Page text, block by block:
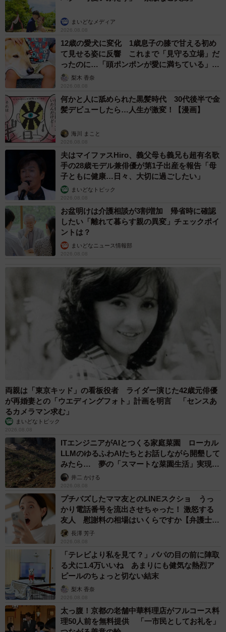
まいどなメディア
2026.08.08
12歳の愛犬に変化 1歳息子の膝で甘える初め
て見せる姿に反響 これまで「見守る立場」だ
ったのに…「頭ポンポンが愛に満ちている」
「尊…」
梨木 香奈
2026.08.08
何かと人に舐められた黒髪時代 30代後半で金
髪デビューしたら…人生が激変！【漫画】
海川 まこと
2026.08.08
夫はマイファスHiro、義父母も義兄も超有名歌
手の28歳モデル兼俳優が第1子出産を報告「母
子ともに健康…日々、大切に過ごしたい」
まいどなトピック
2026.08.08
お盆明けは介護相談が3割増加 帰省時に確認
したい「離れて暮らす親の異変」チェックポイ
ントは？
まいどなニュース情報部
2026.08.08
両親は「東京キッド」の看板役者 ライダー演じた42歳元俳優
が再婚妻との「ウエディングフォト」計画を明言 「センスあ
るカメラマン求む」
まいどなトピック
2026.08.08
ITエンジニアがAIとつくる家庭菜園 ローカル
LLMのゆるふわAIたちとお話しながら開墾して
みたら… 夢の「スマートな菜園生活」実現な
るか井二 かける
2026.08.08
プチバズしたママ友とのLINEスクショ うっ
かり電話番号を流出させちゃった！ 激怒する
友人 慰謝料の相場はいくらですか【弁護士が
解説】長澤 芳子
2026.08.08
「テレビより私を見て？」パパの目の前に陣取
る犬に1.4万いいね あまりにも健気な熱烈ア
ピールのちょっと切ない結末
梨木 香奈
2026.08.08
太っ腹！京都の老舗中華料理店がフルコース料
理50人前を無料提供 「一市民としてお礼を」